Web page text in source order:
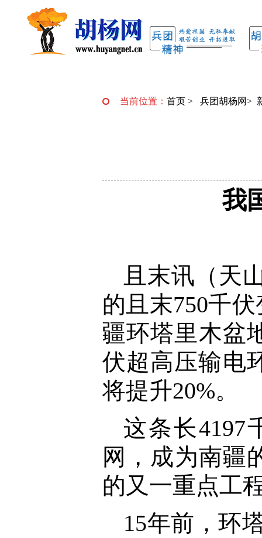
当前位置： 首页 > 兵团胡杨网>
我
且末讯（ 天
的且末750千
疆环塔里木盆
伏超高压输电
将提升20%。
这条长4197
网，成为南疆
的又一重点工
15年前，环